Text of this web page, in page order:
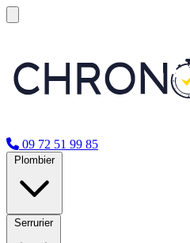
09 72 51 99 85
Plombier
Serrurier